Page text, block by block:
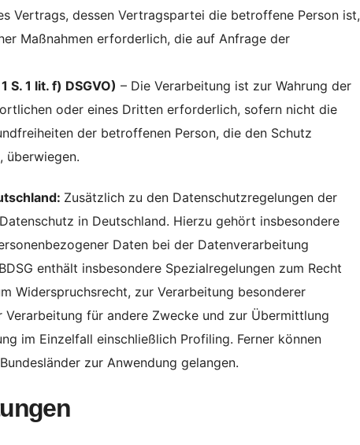
Vertrags, dessen Vertragspartei die betroffene Person ist,
Maßnahmen erforderlich, die auf Anfrage der
1 lit. f) DSGVO) – Die Verarbeitung ist zur Wahrung der
oder eines Dritten erforderlich, sofern nicht die
der betroffenen Person, die den Schutz
überwiegen.
Zusätzlich zu den Datenschutzregelungen der
in Deutschland. Hierzu gehört insbesondere
Daten bei der Datenverarbeitung
enthält insbesondere Spezialregelungen zum Recht
Widerspruchsrecht, zur Verarbeitung besonderer
für andere Zwecke und zur Übermittlung
im Einzelfall einschließlich Profiling. Ferner können
zur Anwendung gelangen.